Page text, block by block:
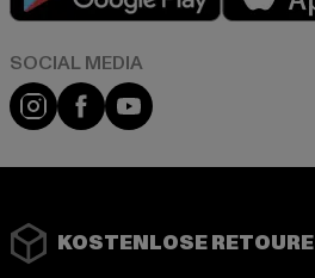
Instagram
FacebookYouTube
KOSTENLOSE RETOURE